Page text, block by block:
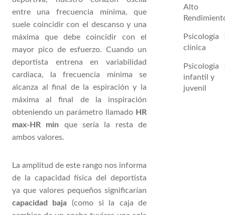
entre una frecuencia mínima, que
suele coincidir con el descanso y una
máxima que debe coincidir con el
mayor pico de esfuerzo. Cuando un
deportista entrena en variabilidad
cardiaca, la frecuencia mínima se
alcanza al final de la espiración y la
máxima al final de la inspiración
obteniendo un parámetro llamado HR
max-HR min que sería la resta de
ambos valores.
La amplitud de este rango nos informa
de la capacidad física del deportista
ya que valores pequeños significarían
capacidad baja (como si la caja de
Alto
Psicología
clínica
Psicología
infantil y
juvenil